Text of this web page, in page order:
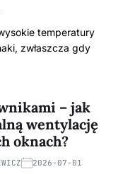
temperatury
zwłaszcza gdy
– jak
wentylację
oknach?
2026-07-01